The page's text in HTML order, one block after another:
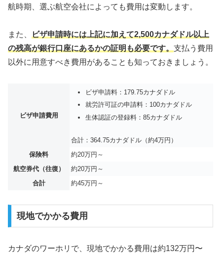
航時期、選ぶ航空会社によっても費用は変動します。
また、
ビザ申請時には上記に加えて2,500カナダドル以上
の残高が銀行口座にあるかの証明も必要です。 支払う費用
以外に用意すべき費用があることも知っておきましょう。
ビザ申請費用
ビザ申請料：179.75カナダドル
就労許可証の申請料：100カナダドル
生体認証の登録料：85カナダドル
合計：364.75カナダドル（約4万円）
保険料
約20万円～
航空券代（往復）
約20万円～
合計
約45万円～
現地でかかる費用
カナダのワーホリで、現地でかかる費用は約132万円〜